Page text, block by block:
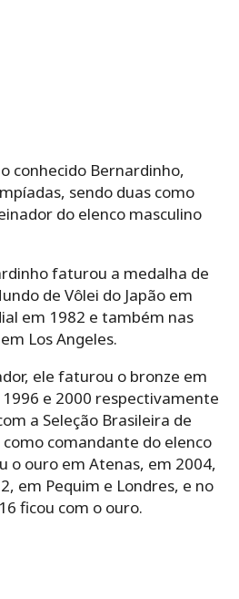
conhecido Bernardinho,
sendo duas como
do elenco masculino
faturou a medalha de
de Vôlei do Japão em
em 1982 e também nas
Los Angeles.
ele faturou o bronze em
e 2000 respectivamente
a Seleção Brasileira de
comandante do elenco
o ouro em Atenas, em 2004,
em Pequim e Londres, e no
ficou com o ouro.